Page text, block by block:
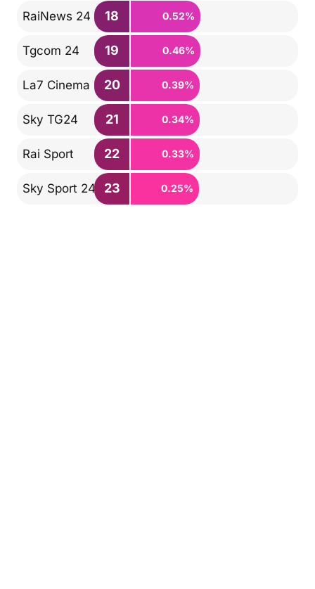
RaiNews 24 18 0.52%
Tgcom 24 19 0.46%
La7 Cinema 20 0.39%
Sky TG24 21 0.34%
Rai Sport 22 0.33%
Sky Sport 24 23 0.25%